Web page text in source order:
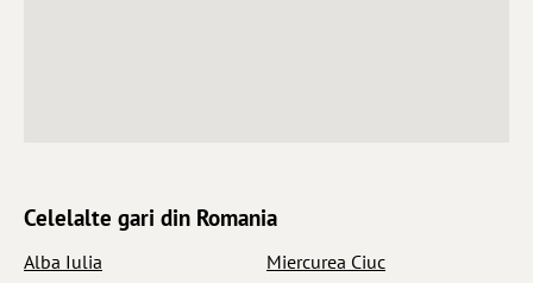
Celelalte gari din Romania
Alba Iulia
Miercurea Ciuc